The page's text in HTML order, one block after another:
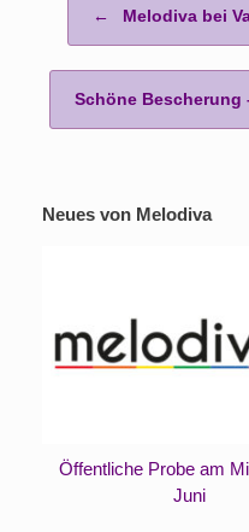
← Melodiva bei
Schöne
Neues von Melodiva
Öffentliche Probe am
Juni